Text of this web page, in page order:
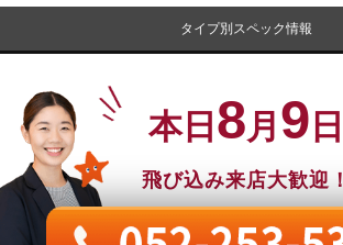
タイプ別スペック情報
本日 8月 9 日
飛び込み来店大歓迎！